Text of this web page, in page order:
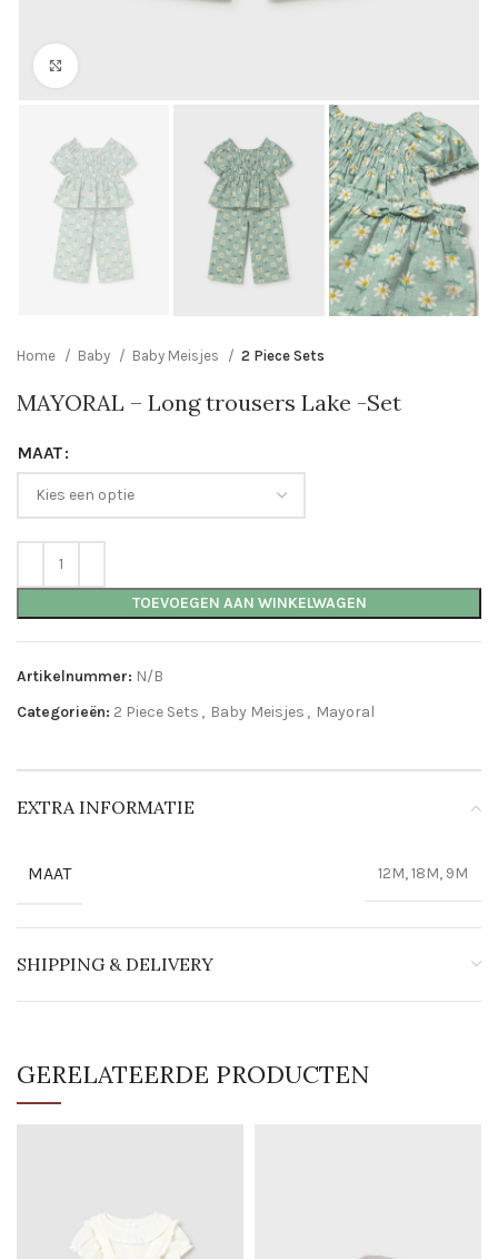
Home Baby Baby Meisjes 2 Piece Sets
MAYORAL – Long trousers Lake -Set
MAAT
TOEVOEGEN AAN WINKELWAGEN
Artikelnummer: N/B
Categorieën: 2 Piece Sets , Baby Meisjes , Mayoral
EXTRA INFORMATIE
MAAT 12M, 18M, 9M
SHIPPING & DELIVERY
GERELATEERDE PRODUCTEN